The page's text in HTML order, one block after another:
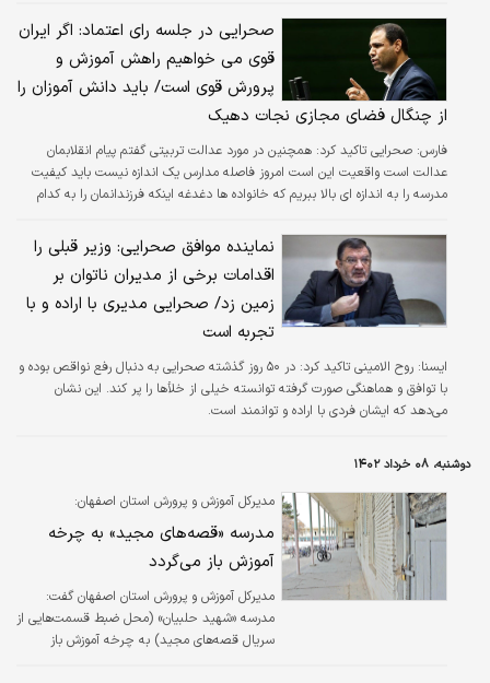
PDF) کسب درآمد کنید.
صحرایی در جلسه رای اعتماد: اگر ایران
قوی می خواهیم راهش آموزش و
پرورش قوی است/ باید دانش آموزان را
از چنگال فضای مجازی نجات دهیک
فارس: صحرایی تاکید کرد: همچنین در مورد عدالت تربیتی گفتم پیام انقلابمان
عدالت است واقعیت این است امروز فاصله مدارس یک اندازه نیست باید کیفیت
مدرسه را به اندازه ای بالا ببریم که خانواده ها دغدغه اینکه فرزندانمان را به کدام
نماینده موافق صحرایی: وزیر قبلی را
اقدامات برخی از مدیران ناتوان بر
زمین زد/ صحرایی مدیری با اراده و با
تجربه است
ايسنا:
روح الامینی تاکید کرد: در ۵۰ روز گذشته صحرایی به دنبال رفع نواقص بوده و
با توافق و هماهنگی صورت گرفته توانسته خیلی از خلأ‌ها را پر کند. این نشان
می‌دهد که ایشان فردی با اراده و توانمند است.
دوشنبه، ۰۸ خرداد ۱۴۰۲
مدیرکل آموزش و پرورش استان اصفهان:
مدرسه «قصه‌های مجید» به چرخه
آموزش باز می‌گردد
مدیرکل آموزش و پرورش استان اصفهان گفت:
مدرسه «شهید حلبیان» (محل ضبط قسمت‌هایی از
سریال قصه‌های مجید) به چرخه آموزش باز